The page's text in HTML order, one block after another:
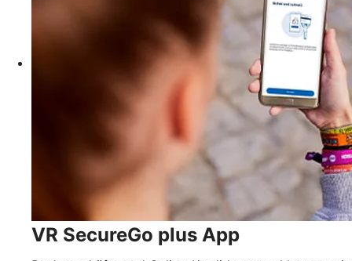
VR SecureGo plus App